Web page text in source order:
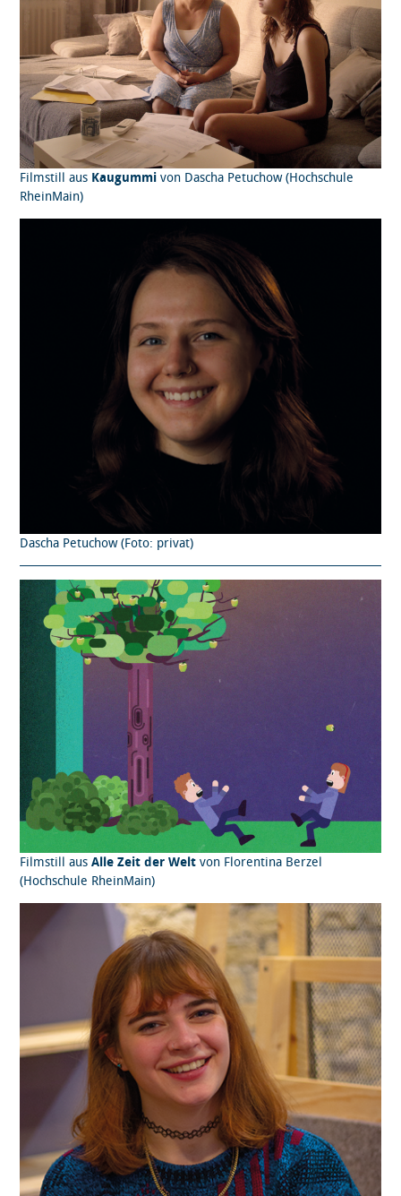
Filmstill aus Kaugummi von Dascha Petuchow (Hochschule
RheinMain)
Dascha Petuchow (Foto: privat)
Filmstill ausAlle Zeit der Welt von Florentina Berzel
(Hochschule RheinMain)